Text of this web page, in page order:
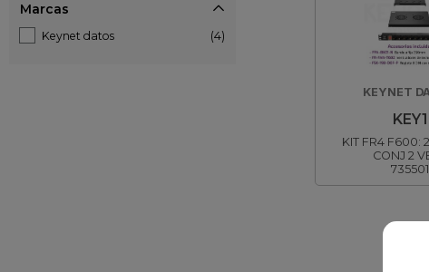
Marcas
Keynet datos (4)
KEYNET
KEY1
KIT FR4 F600:
CONJ 2
735501